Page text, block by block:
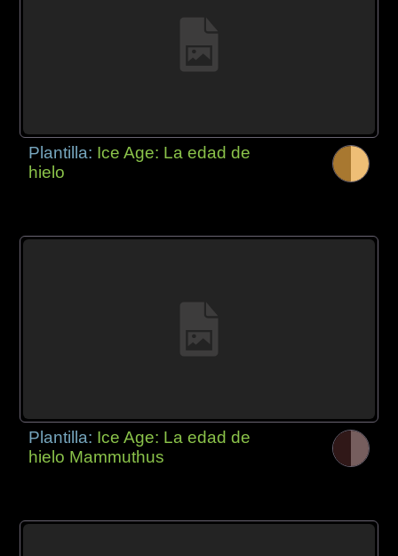
Plantilla: Ice Age: La edad de
hielo
Plantilla: Ice Age: La edad de
hielo Mammuthus